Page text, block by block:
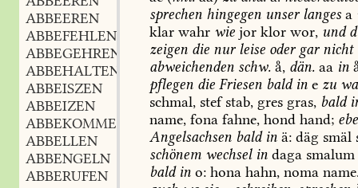
ABBEEREN
ABBEFEHLEN
ABBEGEHREN
ABBEHALTEN
ABBEISZEN
ABBEIZEN
ABBEKOMMEN
ABBELLEN
ABBENGELN
ABBERUFEN
sprechen hingegen unserlanges a
klar wahr wie jor klor wor, und
zeigen die nurleise odergarnicht
abweichenden schw. , dän. aa in
pflegen die Friesen baldin e zu
schmal, stefstab, gres gras, bald
name, fona fahne, hond hand;
Angelsachsen baldin ä: däg smäl
schönem wechselin daga smalum
baldin o: hona hahn, noma